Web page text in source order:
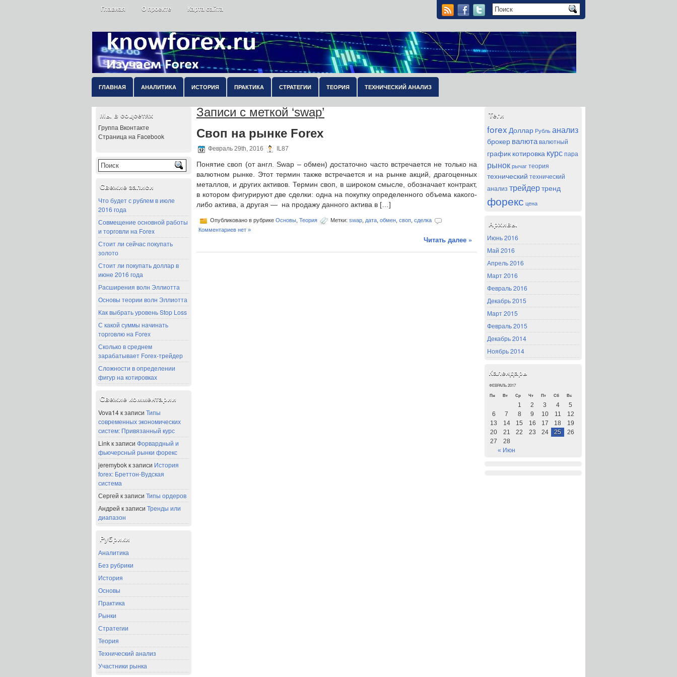
Главная О проекте Карта сайта
ГЛАВНАЯ АНАЛИТИКА ИСТОРИЯ ПРАКТИКА СТРАТЕГИИ ТЕОРИЯ ТЕХНИЧЕСКИЙ АНАЛИЗ
Мы в соцсетях
Группа Вконтакте
Страница на Facebook
Свежие записи
Что будет с рублем в июле
2016 года
Совмещение основной работы
и торговли на Forex
Стоит ли сейчас покупать
золото
Стоит ли покупать доллар в
июне 2016 года
Расширения волн Эллиотта
Основы теории волн Эллиотта
Как выбрать уровень Stop Loss
С какой суммы начинать
торговлю на Forex
Сколько в среднем
зарабатывает Forex-трейдер
Сложности в определении
фигур на котировках
Свежие комментарии
Vova14к записи Типы
современных экономических
систем: Привязанный курс
Linkк записи Форвардный и
фьючерсный рынки форекс
jeremybokк записи История
forex: Бреттон-Вудская
система
Сергей к записи Типы ордеров
Андрей к записи Тренды или
диапазон
Рубрики
Аналитика
Без рубрики
История
Основы
Практика
Рынки
Стратегии
Теория
Технический анализ
Участники рынка
Записи с меткой ‘swap’
Своп на рынке Forex
Февраль 29th, 2016 IL87
Понятие своп (от англ. Swap – обмен) достаточно часто встречается не только на
валютном рынке. Этот термин также встречается и на рынке акций, драгоценных
металлов, и других активов. Термин своп, в широком смысле, обозначает контракт,
в котором фигурируют две сделки: одна на покупку определенного объема какого-
либо актива, а другая — на продажу данного актива в […]
Опубликовано в рубрике Основы Теория Метки: swap дата обмен своп сделка
Комментариев нет »
Читать далее »
Теги
forex Доллар Рубль анализ
брокер валютавалютный
график котировка курспара
рынок рычаг теория
технический технический
анализ трейдертренд
форекс цена
Архивы
Июнь 2016
Май 2016
Апрель 2016
Март 2016
Февраль 2016
Декабрь 2015
Март 2015
Февраль 2015
Декабрь 2014
Ноябрь 2014
Календарь
ФЕВРАЛЬ 2017
Пн
Вт Ср Чт Пт Сб Вс
« Июн
1 2 3 4
5
6
7 8 9 10 11
12
13
14 15 16 17 18
19
20
21 22 23 24 25
26
27
28